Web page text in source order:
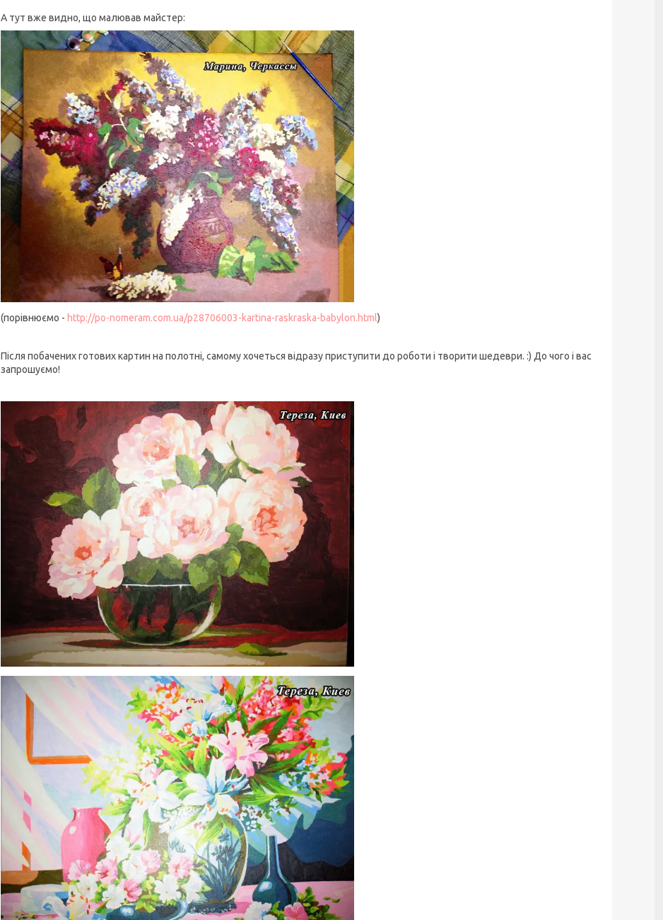
А тут вже видно, що малював майстер:
(порівнюємо - http://po-nomeram.com.ua/p28706003-kartina-raskraska-babylon.html)
Після побачених готових картин на полотні, самому хочеться відразу приступити до роботи і творити шедеври. :) До чого і вас
запрошуємо!